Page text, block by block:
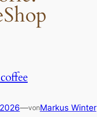
—vonMarkus Winter